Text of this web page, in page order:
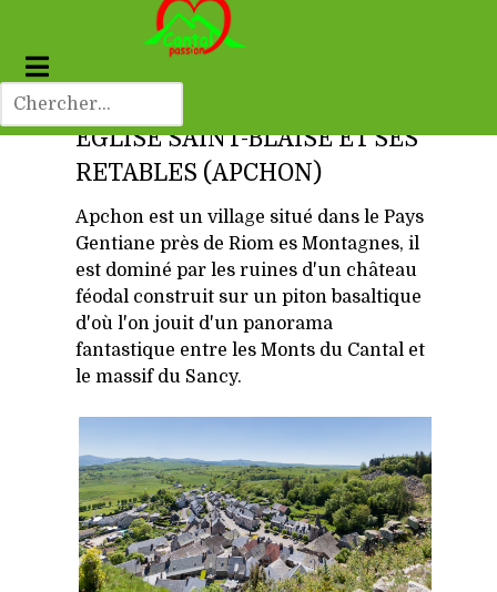
EGLISE SAINT-BLAISE ET SES
RETABLES (APCHON)
Apchon est un village situé dans le Pays
Gentiane près de Riom es Montagnes, il
est dominé par les ruines d'un château
féodal construit sur un piton basaltique
d'où l'on jouit d'un panorama
fantastique entre les Monts du Cantal et
le massif du Sancy.